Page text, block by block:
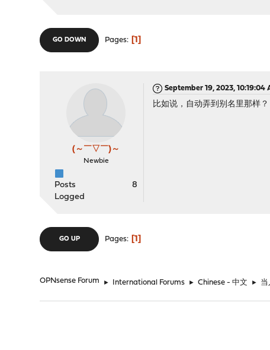
GO DOWN Pages 1
(～￣▽￣)～
Newbie
Posts
8
Logged
September 19, 2023, 10:19:04
比如说，自动弄到别名里那样？
GO UP Pages 1
OPNsense Forum ► International Forums ► Chinese - 中文 ► 当